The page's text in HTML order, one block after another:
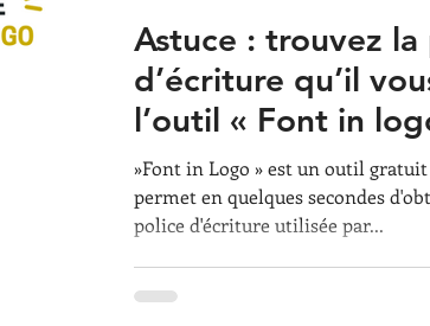
Astuce : trouvez la
d’écriture qu’il
l’outil « Font in
»Font in Logo » est un outil
permet en quelques secondes
police d'écriture utilisée par...